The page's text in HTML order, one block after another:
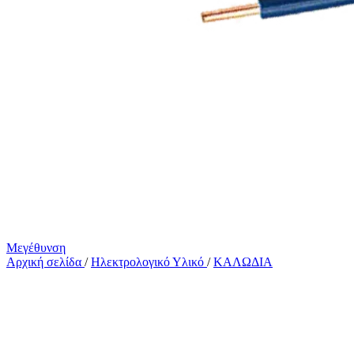
Μεγέθυνση
Αρχική σελίδα / Ηλεκτρολογικό Υλικό / ΚΑΛΩΔΙΑ